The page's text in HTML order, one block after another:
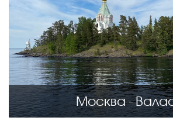
Москва -